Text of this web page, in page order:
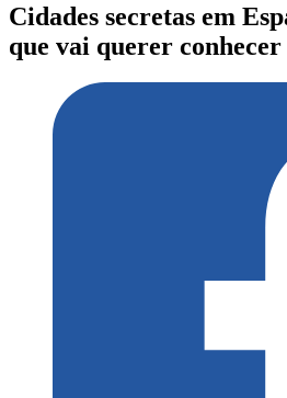
Cidades secretas em
que vai querer conhecer